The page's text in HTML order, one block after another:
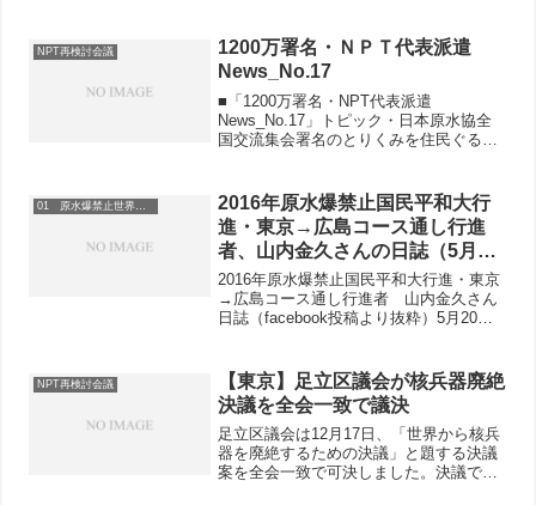
NPT再検討会議
1200万署名・ＮＰＴ代表派遣
News_No.17
■「1200万署名・NPT代表派遣
News_No.17」トピック・日本原水協全
国交流集会署名のとりくみを住民ぐるみ
依拠して目標１万筆達成―愛知・めいき
ん生協クリックす...
01 原水爆禁止世界大会
2016年原水爆禁止国民平和大行
進・東京→広島コース通し行進
者、山内金久さんの日誌（5月20
日〜6月2日）
2016年原水爆禁止国民平和大行進・東京
→広島コース通し行進者 山内金久さん
日誌（facebook投稿より抜粋）5月20日
ンター出発集会で挨拶の後、アコーディ
オン奏者...
NPT再検討会議
【東京】足立区議会が核兵器廃絶
決議を全会一致で議決
足立区議会は12月17日、「世界から核兵
器を廃絶するための決議」と題する決議
案を全会一致で可決しました。決議で